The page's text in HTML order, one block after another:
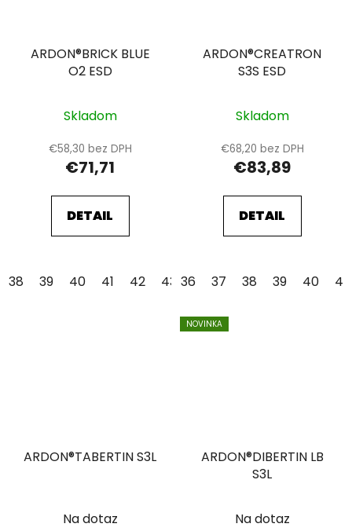
ARDON®BRICK BLUE
O2 ESD
Skladom
€58,30 bez DPH
€71,71
DETAIL
38 39 40 41 42 43 44 46 47 48
ARDON®CREATRON
S3S ESD
Skladom
€68,20 bez DPH
€83,89
DETAIL
36 37 38 39 40 41
ARDON®TABERTIN S3L
Na dotaz
NOVINKA
ARDON®DIBERTIN LB
S3L
Na dotaz